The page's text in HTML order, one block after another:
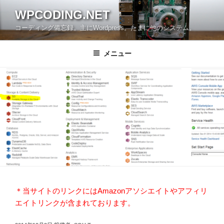
テ
ン
ス
キ
ッ
プ
WPCODING.NET
コーディング備忘録。主にWordpress。たまに他のシステム。
メニュー
＊当サイトのリンクにはAmazonアソシエイトやアフィリ
エイトリンクが含まれております。